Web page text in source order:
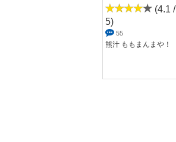
(4.1 /
5)
55
熊汁 ももまんまや！